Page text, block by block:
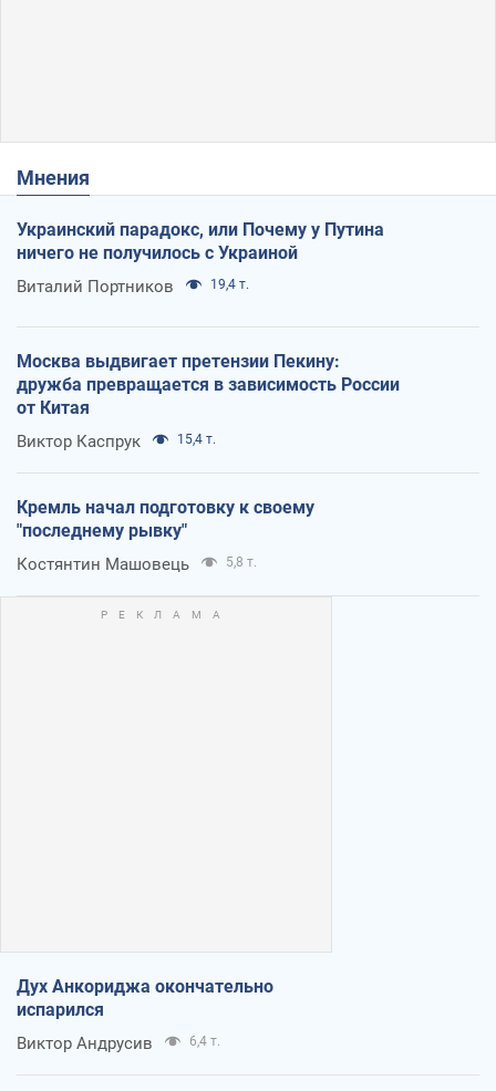
Мнения
Украинский парадокс, или Почему у Путина
ничего не получилось с Украиной
Виталий Портников 19,4 т.
Москва выдвигает претензии Пекину:
дружба превращается в зависимость России
от Китая
Виктор Каспрук 15,4 т.
Кремль начал подготовку к своему
"последнему рывку"
Костянтин Машовець 5,8 т.
Дух Анкориджа окончательно
испарился
Виктор Андрусив 6,4 т.